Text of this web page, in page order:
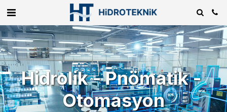
Hidrolik - Pnömatik - ​
Otomasyon